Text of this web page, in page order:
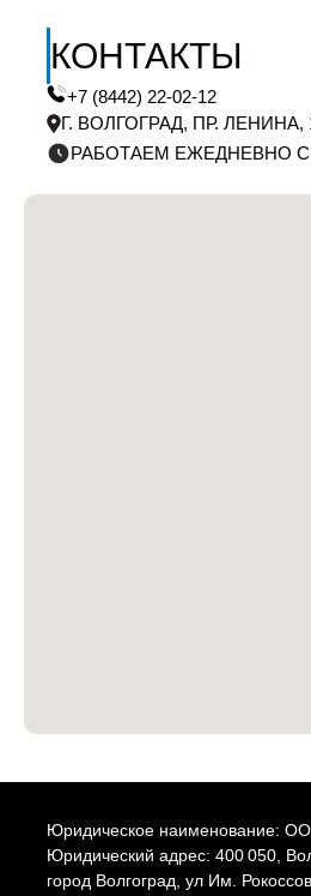
КОНТАКТЫ
+7 (8442) 22-02-12
Г. ВОЛГОГРАД, ПР. ЛЕНИНА,
РАБОТАЕМ ЕЖЕДНЕВНО С
Юридическое наименование:
Юридический адрес: 400 050,
город Волгоград, ул Им.